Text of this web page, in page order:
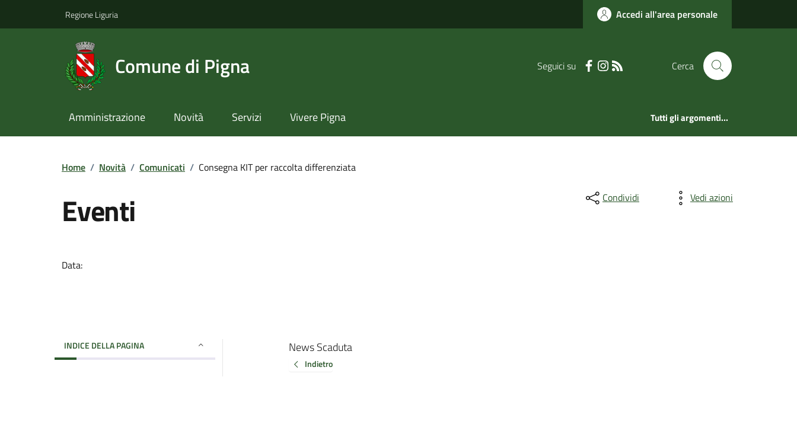
Regione Liguria Accedi all'area personale
Comune di Pigna Seguici su Cerca
Amministrazione Novità Servizi Vivere Pigna Tutti gli argomenti...
Home / Novità / Comunicati / Consegna KIT per raccolta differenziata
Eventi
Data:
Condividi Vedi azioni
INDICE DELLA PAGINA News Scaduta
Indietro